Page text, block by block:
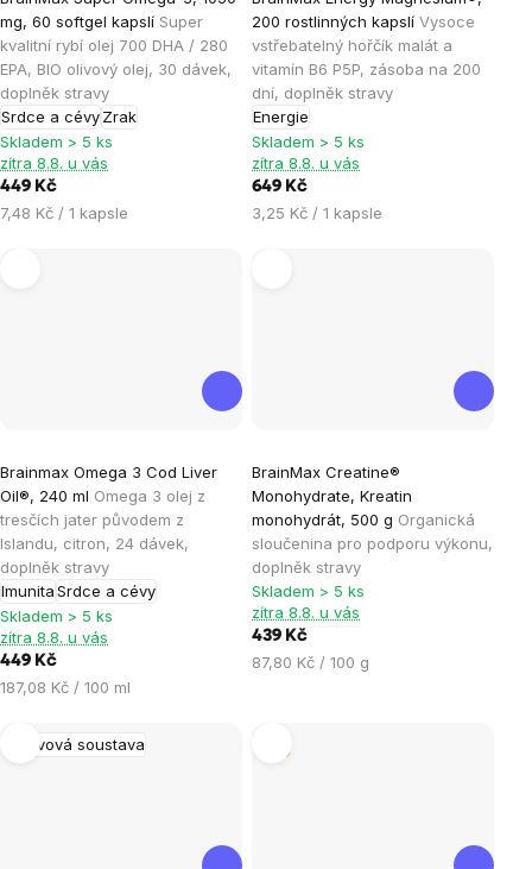
mg, 60 softgel kapslí Super
kvalitní rybí olej 700 DHA / 280
EPA, BIO olivový olej, 30 dávek,
doplněk stravy
Srdce a cévyZrak
hodnocení
produktu
je
5,0
z
5
hvězdiček.
Skladem > 5 ks
zítra 8.8. u vás
449 Kč
Měrná
7,48 Kč / 1 kapsle
200 rostlinných kapslí Vysoce
vstřebatelný hořčík malát a
vitamín B6 P5P, zásoba na 200
dní, doplněk stravy
Energie
hodnocení
produktu
je
4,9
z
5
hvězdiček.
Skladem > 5 ks
zítra 8.8. u vás
649 Kč
Měrná
3,25 Kč / 1 kapsle
Brainmax Omega 3 Cod Liver
Oil®, 240 ml Omega 3 olej z
tresčích jater původem z
Islandu, citron, 24 dávek,
doplněk stravy
ImunitaSrdce a cévy
hodnocení
produktu
je
5,0
z
5
hvězdiček.
Skladem > 5 ks
zítra 8.8. u vás
449 Kč
Měrná
187,08 Kč / 100 ml
BrainMax Creatine®
Monohydrate, Kreatin
monohydrát, 500 g Organická
sloučenina pro podporu výkonu,
doplněk stravy
hodnocení
produktu
je
4,9
z
5
hvězdiček.
Skladem > 5 ks
zítra 8.8. u vás
439 Kč
Měrná
87,80 Kč / 100 g
Nervová soustava